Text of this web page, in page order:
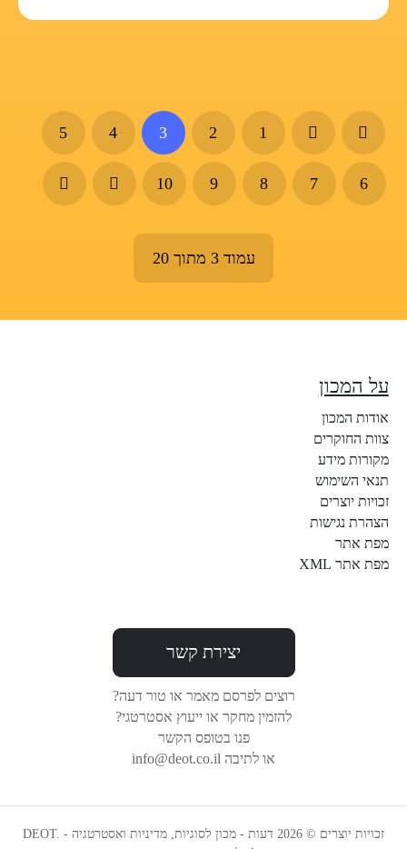
1
2
3
4
5
6
7
8
9
10
עמוד 3 מתוך 20
על המכון
אודות המכון
צוות החוקרים
מקורות מידע
תנאי השימוש
זכויות יוצרים
הצהרת נגישות
מפת אתר
מפת אתר XML
יצירת קשר
רוצים לפרסם מאמר או טור דעה?
להזמין מחקר או ייעוץ אסטרטגי?
פנו בטופס הקשר
או לתיבה info@deot.co.il
זכויות יוצרים © 2026 דעות - מכון לסוגיות, מדיניות ואסטרטגיה - DEOT.